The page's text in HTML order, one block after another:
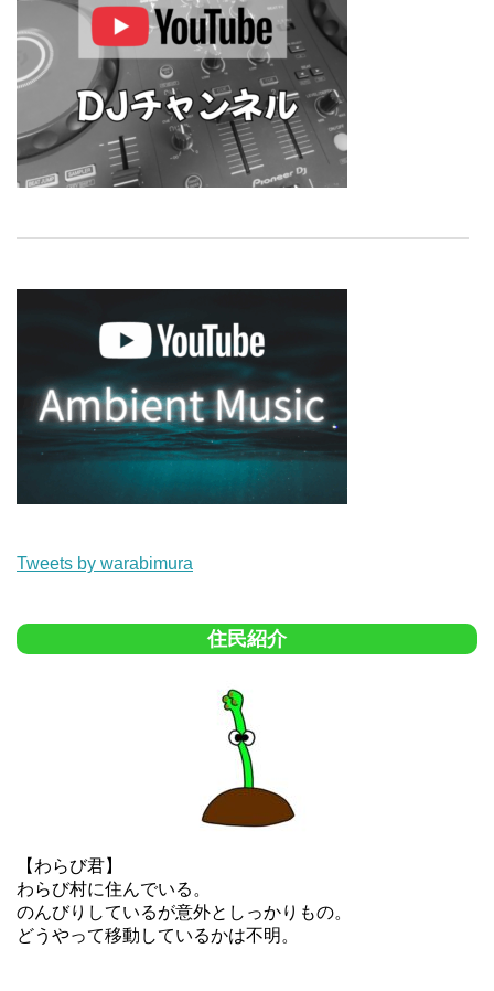
Tweets by warabimura
住民紹介
【わらび君】
わらび村に住んでいる。
のんびりしているが意外としっかりもの。
どうやって移動しているかは不明。